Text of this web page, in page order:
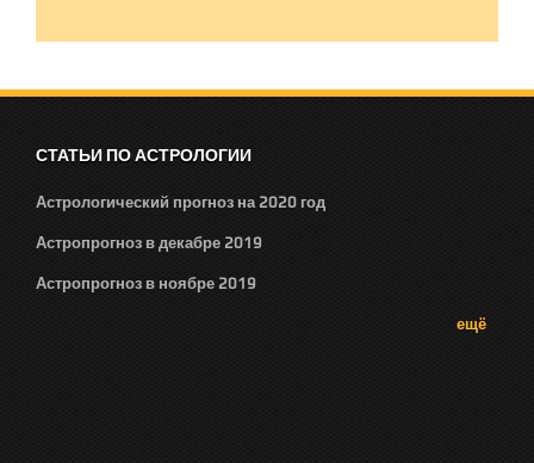
СТАТЬИ ПО АСТРОЛОГИИ
Астрологический прогноз на 2020 год
Астропрогноз в декабре 2019
Астропрогноз в ноябре 2019
ещё